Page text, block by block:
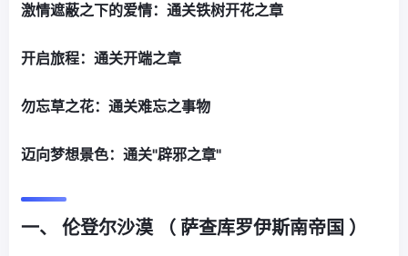
激情遮蔽之下的爱情：通关铁树开花之章
开启旅程：通关开端之章
勿忘草之花：通关难忘之事物
迈向梦想景色：通关"辟邪之章"
一、 伦登尔沙漠 （ 萨查库罗伊斯南帝国 ）